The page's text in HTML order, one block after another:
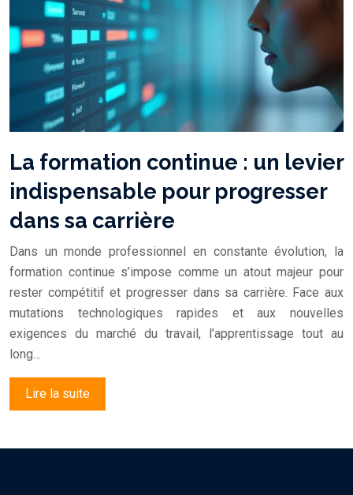
La formation continue : un levier
indispensable pour progresser
dans sa carrière
Dans un monde professionnel en constante évolution, la
formation continue s’impose comme un atout majeur pour
rester compétitif et progresser dans sa carrière. Face aux
mutations technologiques rapides et aux nouvelles
exigences du marché du travail, l’apprentissage tout au
long…
Lire la suite